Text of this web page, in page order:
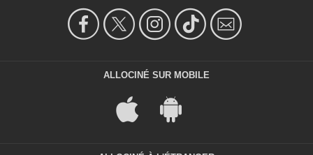
ALLOCINÉ SUR MOBILE